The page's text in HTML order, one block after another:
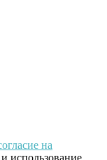
на
использование